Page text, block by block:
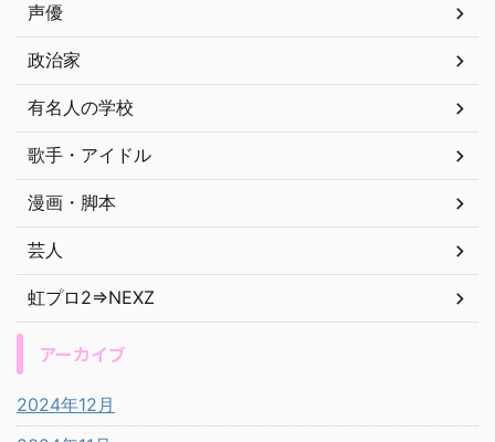
声優
政治家
有名人の学校
歌手・アイドル
漫画・脚本
芸人
虹プロ2⇒NEXZ
アーカイブ
2024年12月